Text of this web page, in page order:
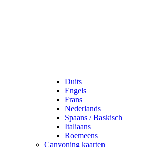
Duits
Engels
Frans
Nederlands
Spaans / Baskisch
Italiaans
Roemeens
Canyoning kaarten